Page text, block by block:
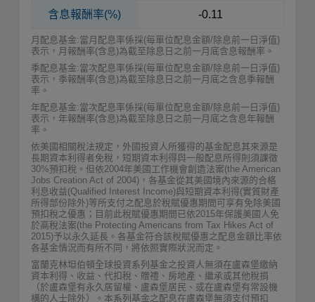
含息報酬率(%) -0.11
月配息基金:當月配息率係採(每單位配息金額/除息前一日淨值)
表示，月報酬率(含息)為截至除息日之前一月底含息報酬率。
季配息基金:當次配息率係採(每單位配息金額/除息前一日淨值)
表示，季報酬率(含息)為截至除息日之前一月底之含息季報酬
率。
年配息基金:當次配息率係採(每單位配息金額/除息前一日淨值)
表示，年報酬率(含息)為截至除息日之前一月底之含息年報酬
率。
依美國相關稅法規定，外國投資人所獲得的基金配息其來源是
長期資本利得者免稅，短期資本利得與一般配息所得則須課徵
30%預扣稅。但依2004年美國工作機會創造法案(the American
Jobs Creation Act of 2004)，各基金從其美國境內來源的合格
利息收益(Qualified Interest Income)與短期資本利得(實質財產
所得部份除外)等所支付之配息於稅賦優惠期間可享有免除美國
預扣稅之優惠；目前此稅賦優惠期間已依2015年保護美國人免
於高稅法案(the Protecting Americans from Tax Hikes Act of
2015)予以永久延長。各基金符合該稅賦優惠之配息金額比率依
各基金情況而有所不同，將依照實際狀況而定。
富蘭克林坦伯頓全球投資系列基金之投資人無須在盧森堡繳納
資本利得、收益、代扣稅、贈禮、房地產、繼承或其他稅捐
（於盧森堡有永久居留權、盧森堡居民、或在盧森堡有常設機
構的人士除外）。本系列基金之配息在盧森堡無須支付預扣